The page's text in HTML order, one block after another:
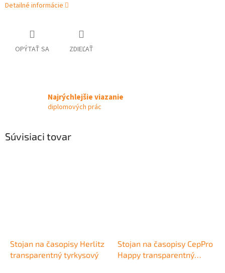
Detailné informácie
OPÝTAŤ SA ZDIEĽAŤ
Najrýchlejšie viazanie
diplomových prác
Súvisiaci tovar
Stojan na časopisy Herlitz
transparentný tyrkysový
Stojan na časopisy CepPro
Happy transparentný